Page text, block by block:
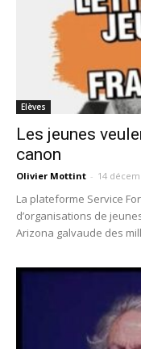
Elèves
Les jeunes
canon
Olivier Mottint - 14
La plateforme Service
d’organisations de
Arizona galvaude des